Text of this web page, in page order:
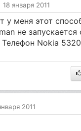
18 января 2011
у меня этот
не запускается
Nokia
2011